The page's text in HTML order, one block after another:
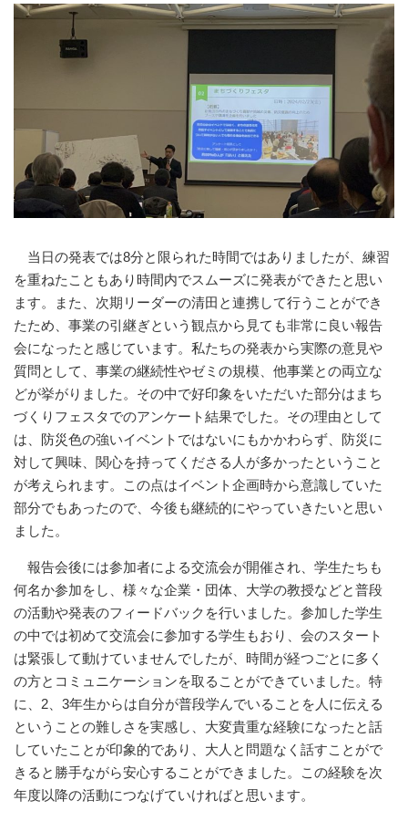
当日の発表では8分と限られた時間ではありましたが、練習
を重ねたこともあり時間内でスムーズに発表ができたと思い
ます。また、次期リーダーの清田と連携して行うことができ
たため、事業の引継ぎという観点から見ても非常に良い報告
会になったと感じています。私たちの発表から実際の意見や
質問として、事業の継続性やゼミの規模、他事業との両立な
どが挙がりました。その中で好印象をいただいた部分はまち
づくりフェスタでのアンケート結果でした。その理由として
は、防災色の強いイベントではないにもかかわらず、防災に
対して興味、関心を持ってくださる人が多かったということ
が考えられます。この点はイベント企画時から意識していた
部分でもあったので、今後も継続的にやっていきたいと思い
ました。
報告会後には参加者による交流会が開催され、学生たちも
何名か参加をし、様々な企業・団体、大学の教授などと普段
の活動や発表のフィードバックを行いました。参加した学生
の中では初めて交流会に参加する学生もおり、会のスタート
は緊張して動けていませんでしたが、時間が経つごとに多く
の方とコミュニケーションを取ることができていました。特
に、2、3年生からは自分が普段学んでいることを人に伝える
ということの難しさを実感し、大変貴重な経験になったと話
していたことが印象的であり、大人と問題なく話すことがで
きると勝手ながら安心することができました。この経験を次
年度以降の活動につなげていければと思います。